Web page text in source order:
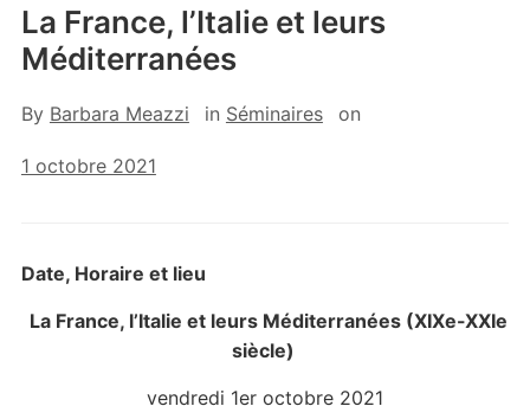
La France, l’Italie et leurs
Méditerranées
By Barbara Meazzi in Séminaires on
1 octobre 2021
Date, Horaire et lieu
La France, l’Italie et leurs Méditerranées (XIXe-XXIe
siècle)
vendredi 1er octobre 2021